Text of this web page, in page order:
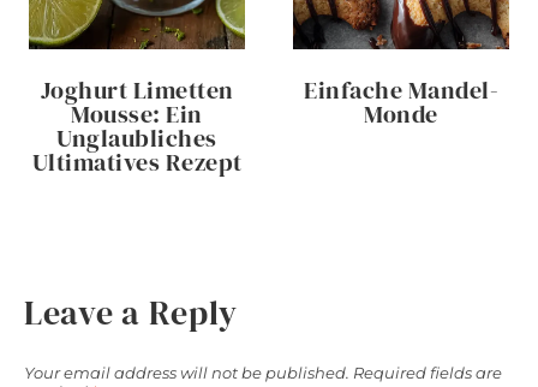
Joghurt Limetten
Mousse: Ein
Unglaubliches
Ultimatives Rezept
Einfache Mandel-
Monde
Leave a Reply
Your email address will not be published. Required fields are